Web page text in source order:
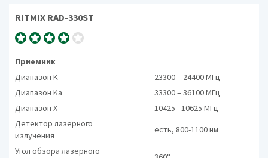
RITMIX RAD-330ST
Приемник
Диапазон K
23300 – 24400 МГц
Диапазон Ka
33300 – 36100 МГц
Диапазон X
10425 - 10625 МГц
Детектор лазерного
излучения
есть, 800-1100 нм
Угол обзора лазерного